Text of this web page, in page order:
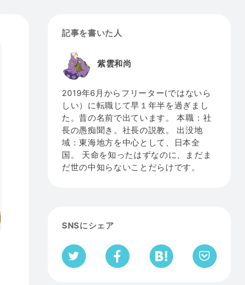
記事を書いた人
紫雲和尚
2019年6月からフリーター(ではないら
しい）に転職じて早１年半を過ぎまし
た。昔の名前で出ています。 本職：社
長の愚痴聞き。社長の説教。 出没地
域：東海地方を中心として、日本全
国。 天命を知ったはずなのに、まだま
だ世の中知らないことだらけです。
SNSにシェア